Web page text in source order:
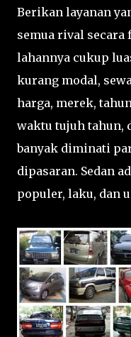
Berikan layanan
semua rival
lahannya cukup
kurang modal,
harga, merek,
waktu tujuh tahun,
banyak diminati
dipasaran. Sedan
populer, laku, dan